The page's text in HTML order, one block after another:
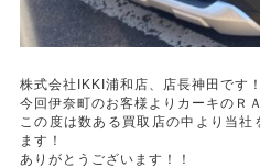
株式会社IKKI浦和店、店長神田です！
今回伊奈町のお客様よりカーキのＲ
この度は数ある買取店の中より当
ます！
ありがとうございます！！